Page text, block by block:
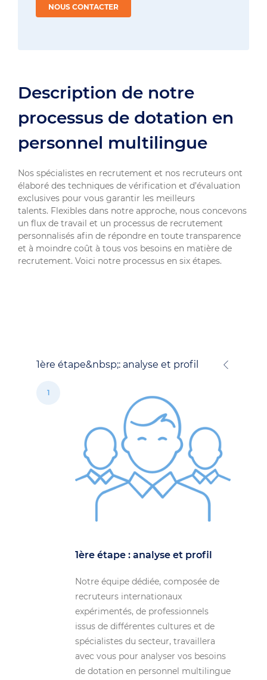
NOUS CONTACTER
Description de notre
processus de dotation en
personnel multilingue
Nos spécialistes en recrutement et nos recruteurs ont
élaboré des techniques de vérification et d’évaluation
exclusives pour vous garantir les meilleurs
talents. Flexibles dans notre approche, nous concevons
un flux de travail et un processus de recrutement
personnalisés afin de répondre en toute transparence
et à moindre coût à tous vos besoins en matière de
recrutement. Voici notre processus en six étapes.
1ère étape&nbsp;: analyse et profil
1
1ère étape : analyse et profil
Notre équipe dédiée, composée de
recruteurs internationaux
expérimentés, de professionnels
issus de différentes cultures et de
spécialistes du secteur, travaillera
avec vous pour analyser vos besoins
de dotation en personnel multilingue